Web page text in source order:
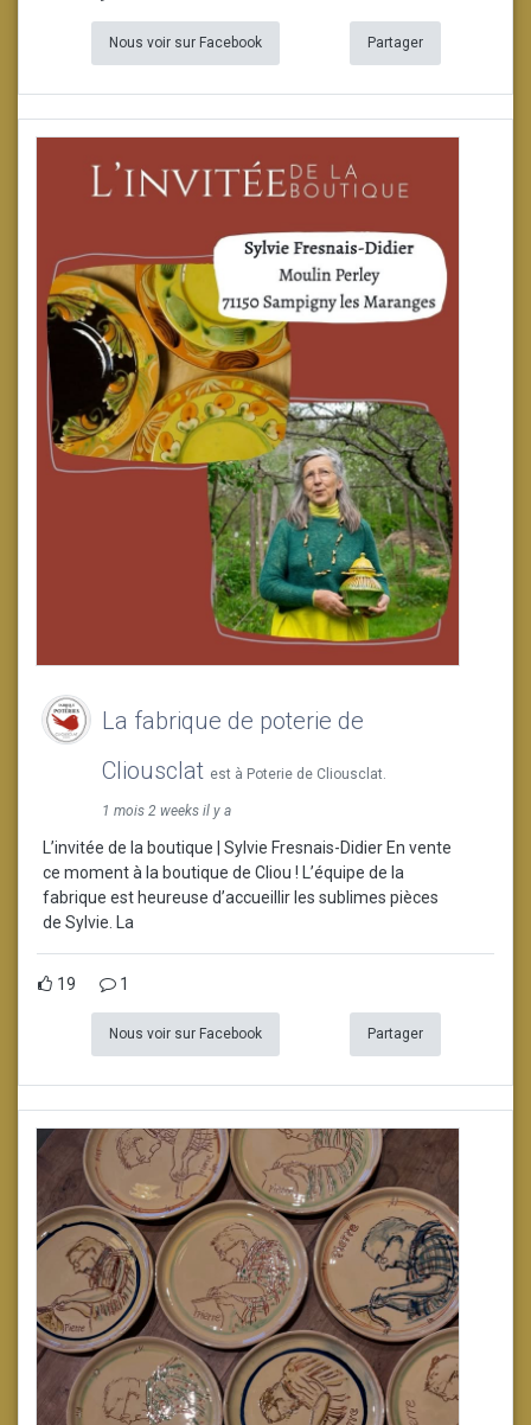
Nous voir sur Facebook Partager
La fabrique de poterie de
Cliousclat est à Poterie de Cliousclat.
1 mois 2 weeks il y a
L’invitée de la boutique | Sylvie Fresnais-Didier En vente
ce moment à la boutique de Cliou ! L’équipe de la
fabrique est heureuse d’accueillir les sublimes pièces
de Sylvie. La
19 1
Nous voir sur Facebook Partager